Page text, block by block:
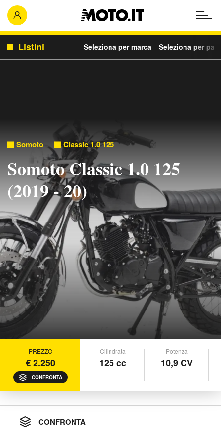
Listini Seleziona per marca Seleziona per
Somoto Classic 1.0 125
Somoto Classic 1.0 125
(2019 - 20)
PREZZO
€ 2.250
CONFRONTA
Cilindrata
125 cc
Potenza
10,9 CV
CONFRONTA